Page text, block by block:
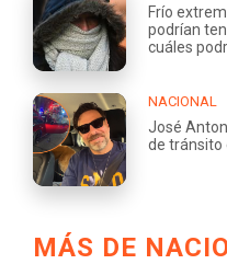
Frío
podrían
cuáles
NACIONAL
José
de tránsito
MÁS DE